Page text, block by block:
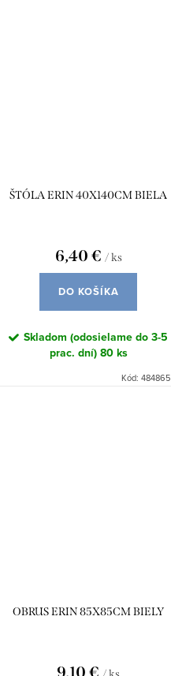
ŠTÓLA ERIN 40X140CM BIELA
6,40 € / ks
DO KOŠÍKA
Skladom (odosielame do 3-5
prac. dní)80 ks
Kód: 484865
OBRUS ERIN 85X85CM BIELY
9,10 €